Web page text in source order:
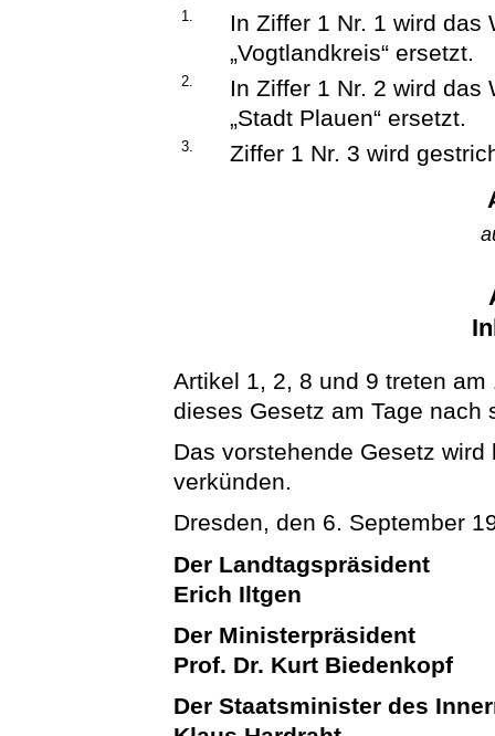
1.
In Ziffer 1 Nr. 1 wird das
„Vogtlandkreis“ ersetzt.
2.
In Ziffer 1 Nr. 2 wird das
„Stadt Plauen“ ersetzt.
3. Ziffer 1 Nr. 3 wird
Artikel 1, 2, 8 und 9 treten
dieses Gesetz am Tage nach
Das vorstehende Gesetz
verkünden.
Dresden, den 6. September
Der Landtagspräsident
Erich Iltgen
Der Ministerpräsident
Prof. Dr. Kurt Biedenkopf
Der Staatsminister des